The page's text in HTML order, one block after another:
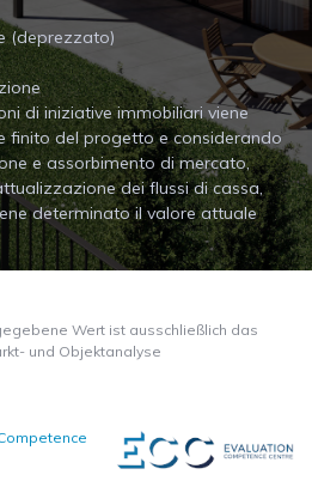
(deprezzato)
di iniziative immobiliari viene
finito del progetto e considerando
e assorbimento di mercato,
dei flussi di cassa,
determinato il valore attuale
Wert ist ausschließlich das
und Objektanalyse